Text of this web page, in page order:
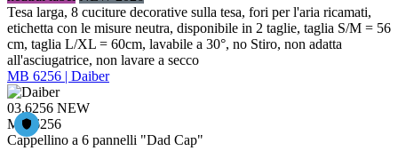
Tesa larga, 8 cuciture decorative sulla tesa, fori per l'aria ricamati,
etichetta con le misure neutra, disponibile in 2 taglie, taglia S/M = 56
cm, taglia L/XL = 60cm, lavabile a 30°, no Stiro, non adatta
all'asciugatrice, non lavare a secco
MB 6256 | Daiber
03.6256 NEW
MB 6256
Cappellino a 6 pannelli "Dad Cap"